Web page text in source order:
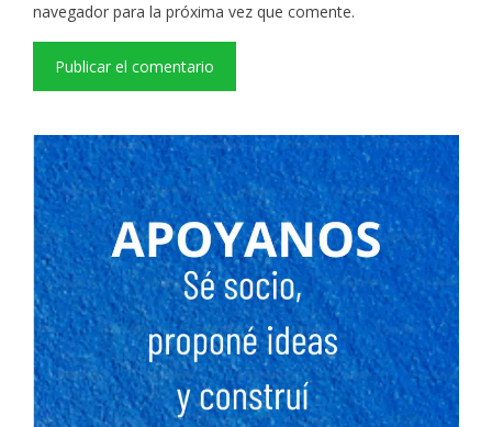
navegador para la próxima vez que comente.